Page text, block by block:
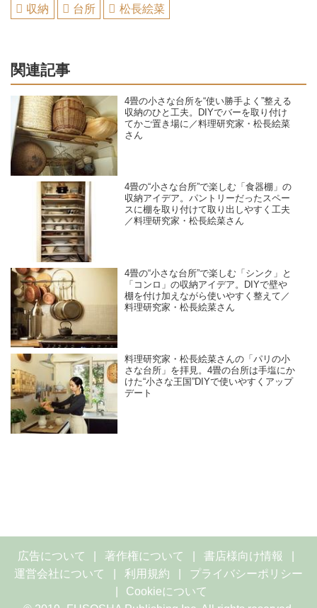
収納 台所 松長絵菜
関連記事
4畳の小さな台所を“使い勝手よく”整える
収納のひと工夫。DIYでバーを取り付け
てかご置き場に／料理研究家・松長絵菜
さん
4畳の“小さな台所”で楽しむ「食器棚」の
収納アイデア。パントリーだったスペー
スに棚を取り付けて取り出しやすく工夫
／料理研究家・松長絵菜さん
4畳の“小さな台所”で楽しむ「シンク」と
「コンロ」の収納アイデア。DIYで壁や
棚を付け加えながら使いやすく整えて／
料理研究家・松長絵菜さん
料理研究家・松長絵菜さんの「パリの小
さな台所」を拝見。4畳の台所は手塩にか
けた“小さな王国”DIYで使いやすくアップ
デート
広告について 著作権について
書店様向け情報
運営会社について
利用規約
プライバシーポリシー
Cookieについて